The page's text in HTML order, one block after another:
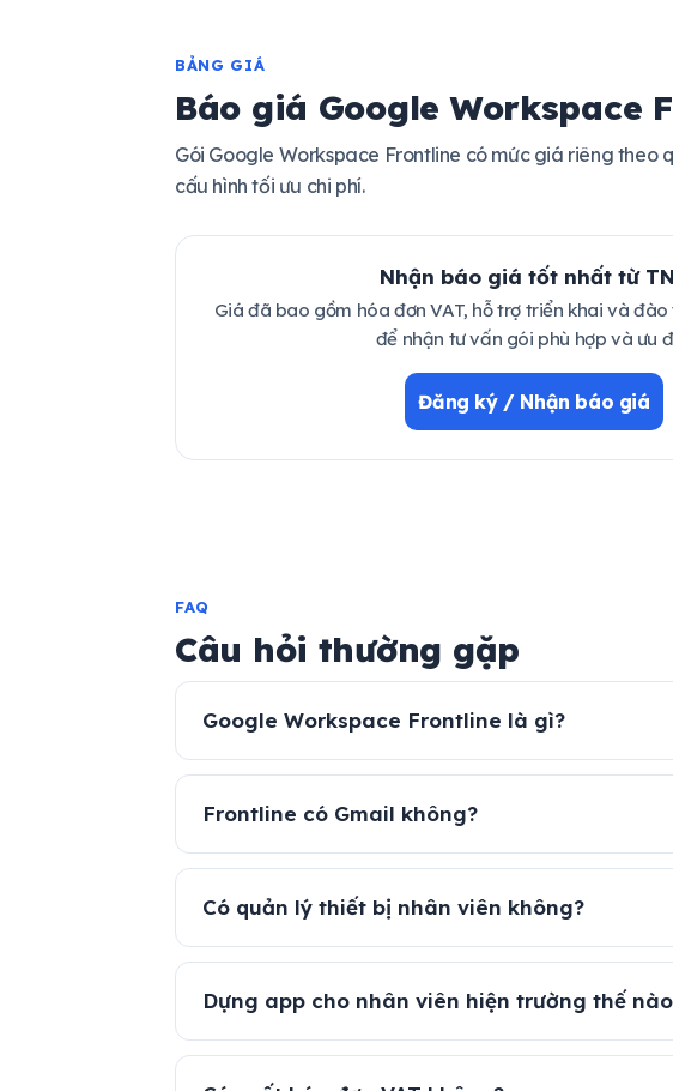
BẢNG GIÁ
Báo giá Google Workspace
Gói Google Workspace Frontline có mức giá riêng theo
cấu hình tối ưu chi phí.
Nhận báo giá tốt nhất từ
Giá đã bao gồm hóa đơn VAT, hỗ trợ triển khai và
để nhận tư vấn gói phù hợp và ưu
Đăng ký / Nhận báo giá
FAQ
Câu hỏi thường gặp
Google Workspace Frontline là gì?
Frontline có Gmail không?
Có quản lý thiết bị nhân viên không?
Dựng app cho nhân viên hiện trường thế